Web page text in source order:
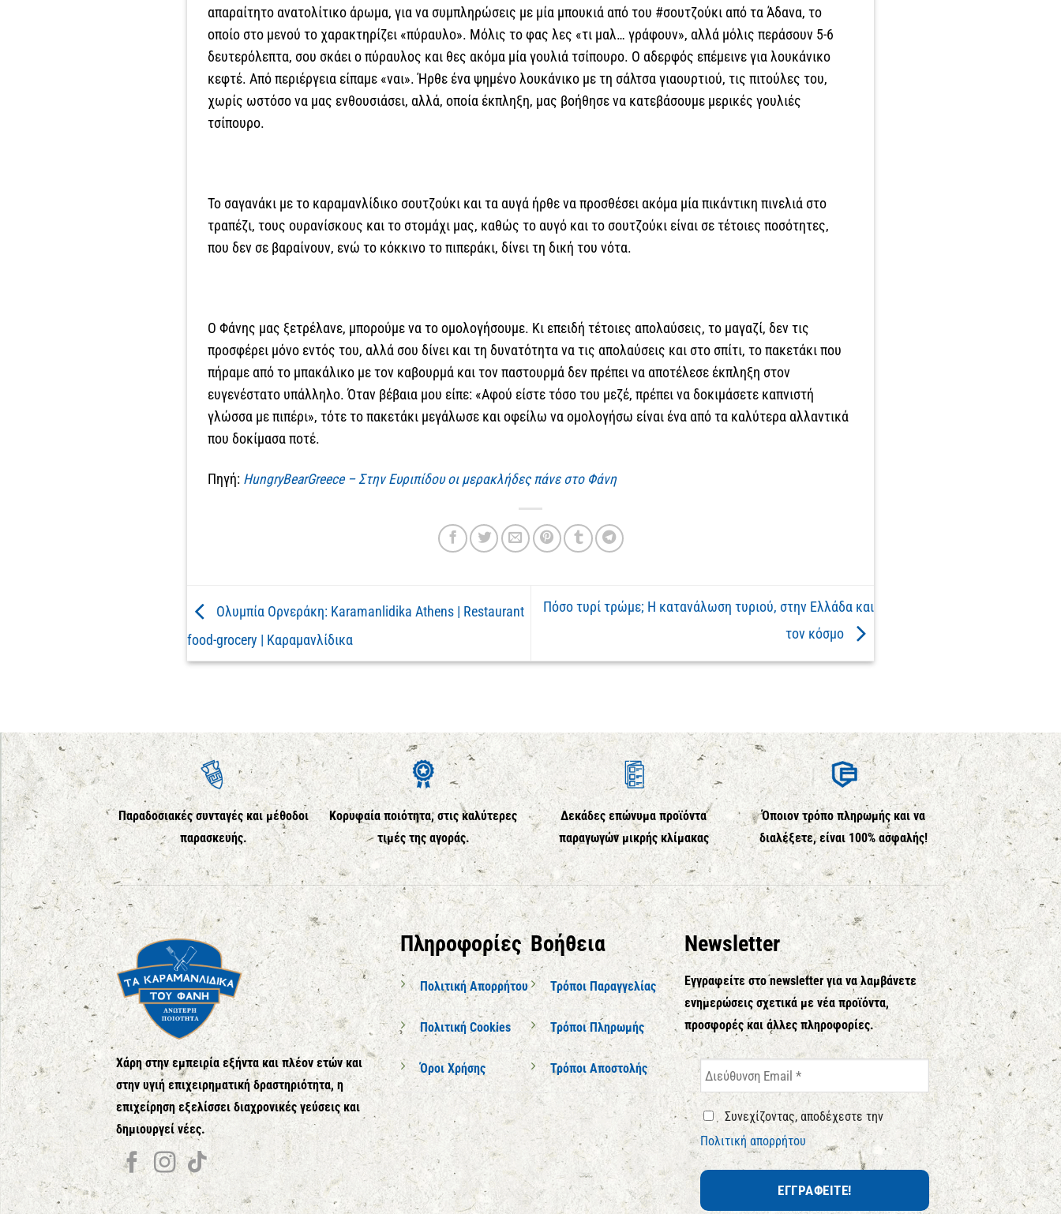
απαραίτητο ανατολίτικο άρωμα, για να συμπληρώσεις με μία μπουκιά από του #σουτζούκι από τα Άδανα, το
οποίο στο μενού το χαρακτηρίζει «πύραυλο». Μόλις το φας λες «τι μαλ… γράφουν», αλλά μόλις περάσουν 5-6
δευτερόλεπτα, σου σκάει ο πύραυλος και θες ακόμα μία γουλιά τσίπουρο. Ο αδερφός επέμεινε για λουκάνικο
κεφτέ. Από περιέργεια είπαμε «ναι». Ήρθε ένα ψημένο λουκάνικο με τη σάλτσα γιαουρτιού, τις πιτούλες του,
χωρίς ωστόσο να μας ενθουσιάσει, αλλά, οποία έκπληξη, μας βοήθησε να κατεβάσουμε μερικές γουλιές
τσίπουρο.
Το σαγανάκι με το καραμανλίδικο σουτζούκι και τα αυγά ήρθε να προσθέσει ακόμα μία πικάντικη πινελιά στο
τραπέζι, τους ουρανίσκους και το στομάχι μας, καθώς το αυγό και το σουτζούκι είναι σε τέτοιες ποσότητες,
που δεν σε βαραίνουν, ενώ το κόκκινο το πιπεράκι, δίνει τη δική του νότα.
Ο Φάνης μας ξετρέλανε, μπορούμε να το ομολογήσουμε. Κι επειδή τέτοιες απολαύσεις, το μαγαζί, δεν τις
προσφέρει μόνο εντός του, αλλά σου δίνει και τη δυνατότητα να τις απολαύσεις και στο σπίτι, το πακετάκι που
πήραμε από το μπακάλικο με τον καβουρμά και τον παστουρμά δεν πρέπει να αποτέλεσε έκπληξη στον
ευγενέστατο υπάλληλο. Όταν βέβαια μου είπε: «Αφού είστε τόσο του μεζέ, πρέπει να δοκιμάσετε καπνιστή
γλώσσα με πιπέρι», τότε το πακετάκι μεγάλωσε και οφείλω να ομολογήσω είναι ένα από τα καλύτερα αλλαντικά
που δοκίμασα ποτέ.
Πηγή: HungryBearGreece – Στην Ευριπίδου οι μερακλήδες πάνε στο Φάνη
Ολυμπία Ορνεράκη: Karamanlidika Athens | Restaurant
food-grocery | Καραμανλίδικα
Πόσο τυρί τρώμε; Η κατανάλωση τυριού, στην Ελλάδα και
τον κόσμο
Παραδοσιακές συνταγές και μέθοδοι
παρασκευής.
Κορυφαία ποιότητα, στις καλύτερες
τιμές της αγοράς.
Δεκάδες επώνυμα προϊόντα
παραγωγών μικρής κλίμακας
Όποιον τρόπο πληρωμής και να
διαλέξετε, είναι 100% ασφαλής!
Χάρη στην εμπειρία εξήντα και πλέον ετών και
στην υγιή επιχειρηματική δραστηριότητα, η
επιχείρηση εξελίσσει διαχρονικές γεύσεις και
δημιουργεί νέες.
Πληροφορίες
Πολιτική Απορρήτου
Πολιτική Cookies
Όροι Χρήσης
Βοήθεια
Τρόποι Παραγγελίας
Τρόποι Πληρωμής
Τρόποι Αποστολής
Newsletter
Εγγραφείτε στο newsletter για να λαμβάνετε
ενημερώσεις σχετικά με νέα προϊόντα,
προσφορές και άλλες πληροφορίες.
Συνεχίζοντας, αποδέχεστε την
Πολιτική απορρήτου